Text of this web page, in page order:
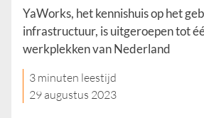
YaWorks, het kennishuis op het
infrastructuur, is uitgeroepen tot
werkplekken van Nederland
3 minuten leestijd
29 augustus 2023